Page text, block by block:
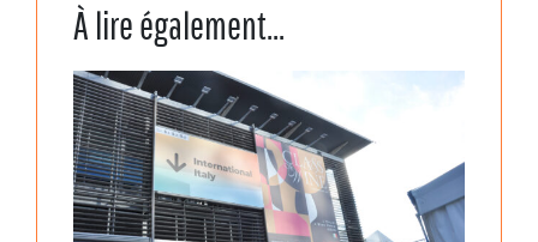
À lire également...